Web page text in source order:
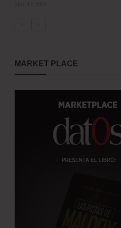
MARKET PLACE